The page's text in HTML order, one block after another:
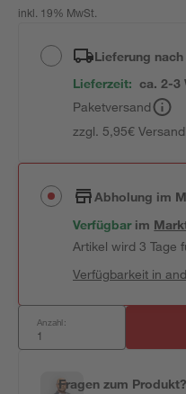
inkl. 19% MwSt.
Lieferung nach
Lieferzeit: ca. 2-3
Paketversand
zzgl. 5,95€
Abholung im
Verfügbar im
Artikel wird 3 Tage
Verfügbarkeit in
Anzahl:
Fragen zum Produkt?